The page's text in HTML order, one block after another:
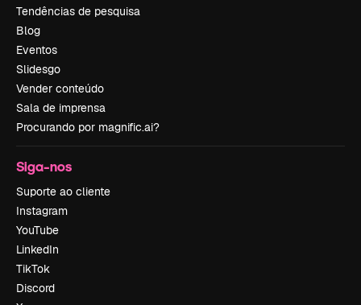
Tendências de pesquisa
Blog
Eventos
Slidesgo
Vender conteúdo
Sala de imprensa
Procurando por magnific.ai?
Siga-nos
Suporte ao cliente
Instagram
YouTube
LinkedIn
TikTok
Discord